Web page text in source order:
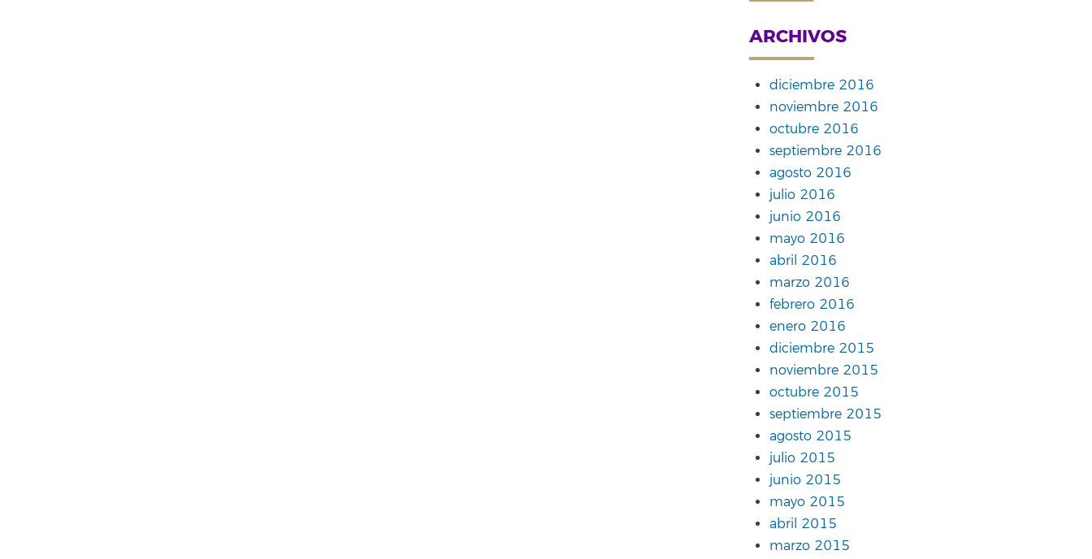
ARCHIVOS
diciembre 2016
noviembre 2016
octubre 2016
septiembre 2016
agosto 2016
julio 2016
junio 2016
mayo 2016
abril 2016
marzo 2016
febrero 2016
enero 2016
diciembre 2015
noviembre 2015
octubre 2015
septiembre 2015
agosto 2015
julio 2015
junio 2015
mayo 2015
abril 2015
marzo 2015